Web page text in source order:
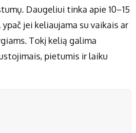
Daugeliui tinka apie 10–15
jei keliaujama su vaikais ar
Tokį kelią galima
pietumis ir laiku